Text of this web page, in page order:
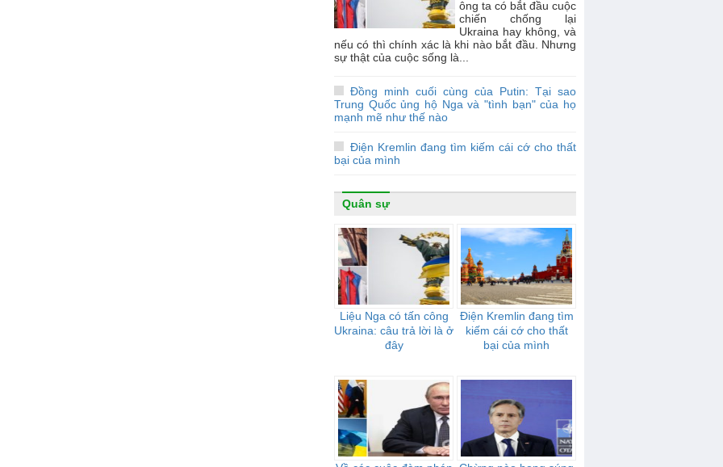
ông ta có bắt đầu cuộc
chiến chống lại
Ukraina hay không, và
nếu có thì chính xác là khi nào bắt đầu. Nhưng
sự thật của cuộc sống là...
Đồng minh cuối cùng của Putin: Tại sao
Trung Quốc ủng hộ Nga và "tình bạn" của họ
mạnh mẽ như thế nào
Điện Kremlin đang tìm kiếm cái cớ cho thất
bại của mình
Quân sự
Liệu Nga có tấn công
Ukraina: câu trả lời là ở
đây
Điện Kremlin đang tìm
kiếm cái cớ cho thất
bại của mình